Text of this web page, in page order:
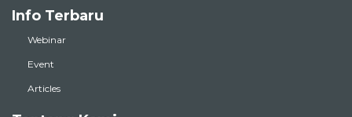
Info Terbaru
Webinar
Event
Articles